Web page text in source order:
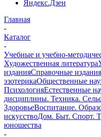
Яндекс.Дзен
Главная
-
Каталог
-
Учебные и учебно-
Художественная литература
изданияСправочные издания
эзотерикаОбщественные
ПсихологияЕстественные
дисциплины. Техника.
ЗдоровьеВоспитание.
искусствоДом. Быт. Спорт.
юношества
-